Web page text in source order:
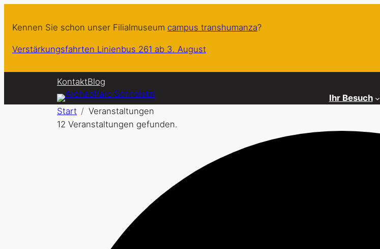
Kennen Sie schon unser Filialmuseum campus transhumanza?
Verstärkungsfahrten Linienbus 261 ab 3. August
KontaktBlog
Ihr Besuch
Start
Veranstaltungen
12 Veranstaltungen gefunden.